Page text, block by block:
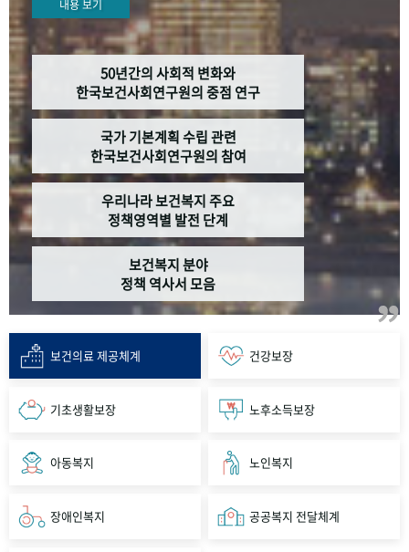
내용 보기
50년간의 사회적 변화와
한국보건사회연구원의 중점 연구
국가 기본계획 수립 관련
한국보건사회연구원의 참여
우리나라 보건복지 주요
정책영역별 발전 단계
보건복지 분야
정책 역사서 모음
보건의료 제공체계 건강보장
기초생활보장 노후소득보장
아동복지 노인복지
장애인복지 공공복지 전달체계